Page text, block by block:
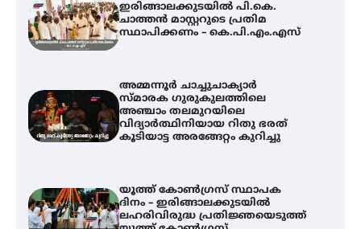
ഇരിങ്ങാലക്കുടയിൽ പി.കെ.
ചാത്തൻ മാസ്റ്ററുടെ പ്രതിമ
സ്ഥാപിക്കണം – കെ.പി.എം.എസ്
അമ്മന്നൂർ ചാച്ചുചാക്യാർ
സ്മാരക ഗുരുകുലത്തിലെ
അഞ്ചാം തലമുറയിലെ
വിദ്യാർത്ഥിനിയായ റിതു ഭരത്
കൂടിയാട്ട അരങ്ങേറ്റം കുറിച്ചു
യൂത്ത് കോൺഗ്രസ്‌ സ്ഥാപക
ദിനം – ഇരിങ്ങാലക്കുടയിൽ
ലഹരിവിരുദ്ധ പ്രതിജ്ഞയെടുത്ത്